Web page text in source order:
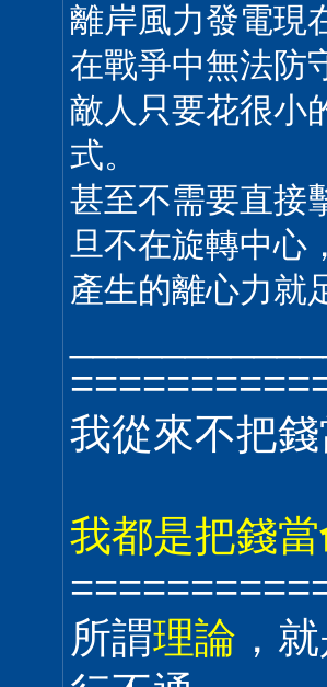
離岸風力發電現
在戰爭中無法防
敵人只要花很小
式。
甚至不需要直接
旦不在旋轉中心
產生的離心力就
我從來不把
我都是把錢當
所謂理論 ，